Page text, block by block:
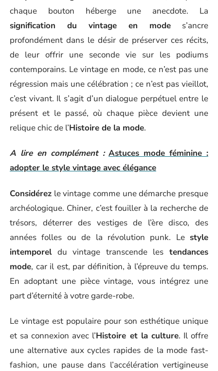
chaque bouton héberge une anecdote. La
signification du vintage en mode s’ancre
profondément dans le désir de préserver ces récits,
de leur offrir une seconde vie sur les podiums
contemporains. Le vintage en mode, ce n’est pas une
régression mais une célébration ; ce n’est pas vieillot,
c’est vivant. Il s’agit d’un dialogue perpétuel entre le
présent et le passé, où chaque pièce devient une
relique chic de l’Histoire de la mode.
A lire en complément : Astuces mode féminine :
adopter le style vintage avec élégance
Considérez le vintage comme une démarche presque
archéologique. Chiner, c’est fouiller à la recherche de
trésors, déterrer des vestiges de l’ère disco, des
années folles ou de la révolution punk. Le style
intemporeldu vintage transcende les tendances
mode, car il est, par définition, à l’épreuve du temps.
En adoptant une pièce vintage, vous intégrez une
part d’éternité à votre garde-robe.
Le vintage est populaire pour son esthétique unique
et sa connexion avec l’Histoire et la culture. Il offre
une alternative aux cycles rapides de la mode fast-
fashion, une pause dans l’accélération vertigineuse